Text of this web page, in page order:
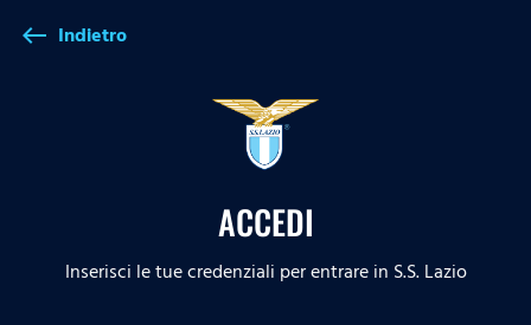
west Indietro
ACCEDI
Inserisci le tue credenziali per entrare in S.S. Lazio